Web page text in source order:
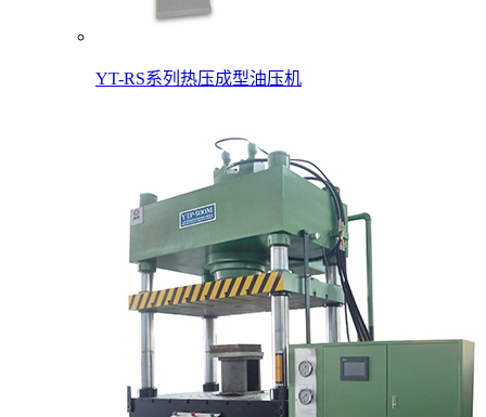
YT-RS系列热压成型油压机